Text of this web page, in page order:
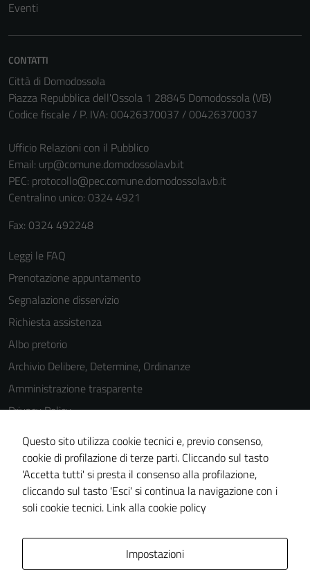
Eventi
CONTATTI
Città di Domodossola
Piazza Repubblica dell'Ossola 1 28845 Domodossola (VB)
Codice fiscale / P. IVA: 00426370037 / 00426370037
Ufficio Relazioni con il Pubblico
Email: urp@comune.domodossola.vb.it
PEC: protocollo@pec.comune.domodossola.vb.it
Centralino unico: 0324 4921
Fax: 0324 492248
Leggi le FAQ
Prenotazione appuntamento
Segnalazione disservizio
Richiesta assistenza
Albo pretorio
Archivio Delibere, Determine, Ordinanze
Amministrazione trasparente
Privacy Policy
Cookie Policy
Note legali
Dichiarazione di accessibilità
Piano di miglioramento del sito
Questo sito utilizza cookie tecnici e, previo consenso,
cookie di profilazione di terze parti. Cliccando sul tasto
'Accetta tutti' si presta il consenso alla profilazione,
cliccando sul tasto 'Esci' si continua la navigazione con i
soli cookie tecnici. Link alla cookie policy
Impostazioni